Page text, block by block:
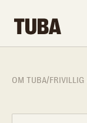
OM TUBA/